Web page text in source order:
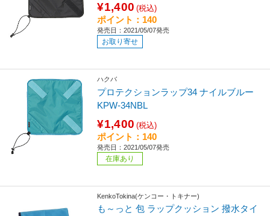
¥1,400 (税込)
ポイント：140
発売日：2021/05/07発売
お取り寄せ
ハクバ
プロテクションラップ34 ナイルブルー
KPW-34NBL
¥1,400 (税込)
ポイント：140
発売日：2021/05/07発売
在庫あり
KenkoTokina(ケンコー・トキナー)
も～っと 包 ラップクッション 撥水タイ